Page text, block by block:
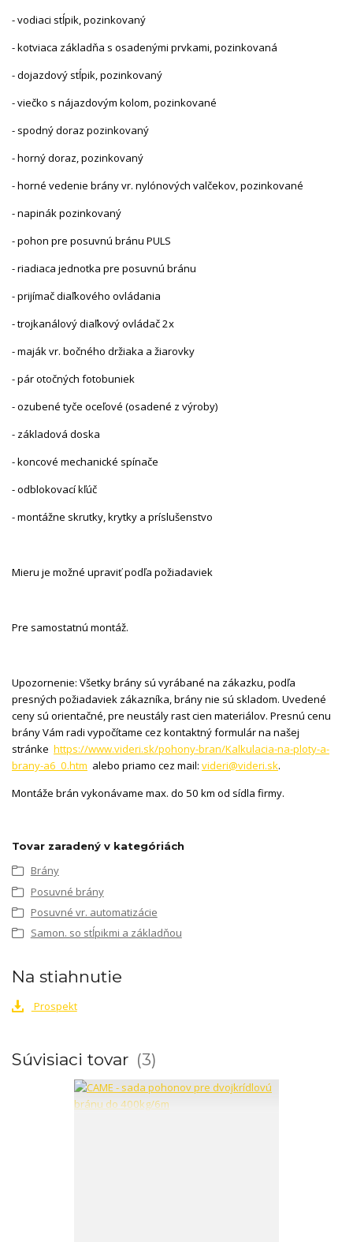
- vodiaci stĺpik, pozinkovaný
- kotviaca základňa s osadenými prvkami, pozinkovaná
- dojazdový stĺpik, pozinkovaný
- viečko s nájazdovým kolom, pozinkované
- spodný doraz pozinkovaný
- horný doraz, pozinkovaný
- horné vedenie brány vr. nylónových valčekov, pozinkované
- napinák pozinkovaný
- pohon pre posuvnú bránu PULS
- riadiaca jednotka pre posuvnú bránu
- prijímač diaľkového ovládania
- trojkanálový diaľkový ovládač 2x
- maják vr. bočného držiaka a žiarovky
- pár otočných fotobuniek
- ozubené tyče oceľové (osadené z výroby)
- základová doska
- koncové mechanické spínače
- odblokovací kľúč
- montážne skrutky, krytky a príslušenstvo
Mieru je možné upraviť podľa požiadaviek
Pre samostatnú montáž.
Upozornenie: Všetky brány sú vyrábané na zákazku, podľa
presných požiadaviek zákazníka, brány nie sú skladom. Uvedené
ceny sú orientačné, pre neustály rast cien materiálov. Presnú cenu
brány Vám radi vypočítame cez kontaktný formulár na našej
stránke https://www.videri.sk/pohony-bran/Kalkulacia-na-ploty-a-
brany-a6_0.htm alebo priamo cez mail: videri@videri.sk.
Montáže brán vykonávame max. do 50 km od sídla firmy.
Tovar zaradený v kategóriách
Brány
Posuvné brány
Posuvné vr. automatizácie
Samon. so stĺpikmi a základňou
Na stiahnutie
Prospekt
Súvisiaci tovar 3